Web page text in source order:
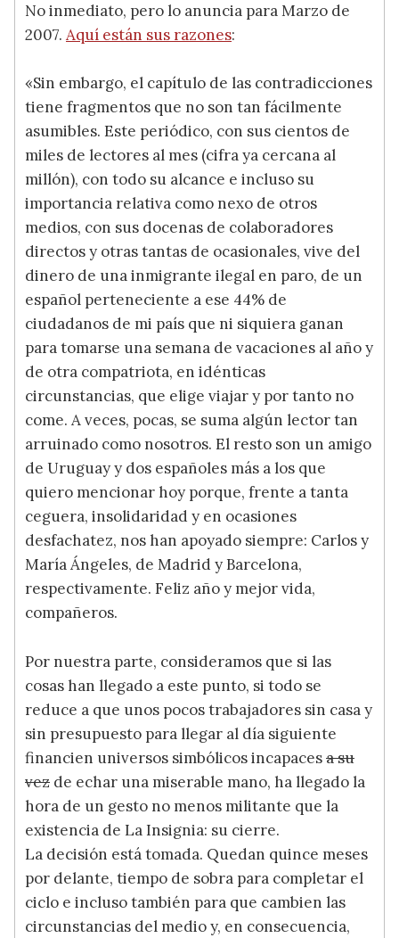
No inmediato, pero lo anuncia para Marzo de
2007.Aquí están sus razones:
«Sin embargo, el capítulo de las contradicciones
tiene fragmentos que no son tan fácilmente
asumibles. Este periódico, con sus cientos de
miles de lectores al mes (cifra ya cercana al
millón), con todo su alcance e incluso su
importancia relativa como nexo de otros
medios, con sus docenas de colaboradores
directos y otras tantas de ocasionales, vive del
dinero de una inmigrante ilegal en paro, de un
español perteneciente a ese 44% de
ciudadanos de mi país que ni siquiera ganan
para tomarse una semana de vacaciones al año y
de otra compatriota, en idénticas
circunstancias, que elige viajar y por tanto no
come. A veces, pocas, se suma algún lector tan
arruinado como nosotros. El resto son un amigo
de Uruguay y dos españoles más a los que
quiero mencionar hoy porque, frente a tanta
ceguera, insolidaridad y en ocasiones
desfachatez, nos han apoyado siempre: Carlos y
María Ángeles, de Madrid y Barcelona,
respectivamente. Feliz año y mejor vida,
compañeros.
Por nuestra parte, consideramos que si las
cosas han llegado a este punto, si todo se
reduce a que unos pocos trabajadores sin casa y
sin presupuesto para llegar al día siguiente
financien universos simbólicos incapacesa su
vez de echar una miserable mano, ha llegado la
hora de un gesto no menos militante que la
existencia de La Insignia: su cierre.
La decisión está tomada. Quedan quince meses
por delante, tiempo de sobra para completar el
ciclo e incluso también para que cambien las
circunstancias del medio y, en consecuencia,